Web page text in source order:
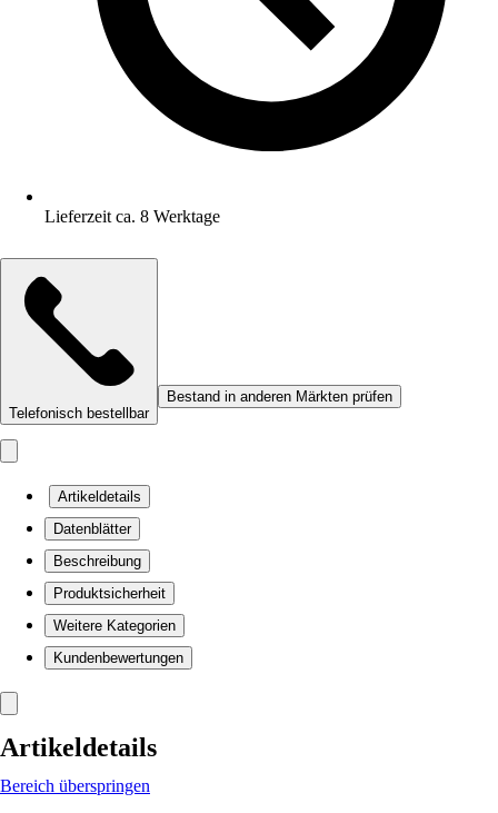
Lieferzeit ca. 8 Werktage
Telefonisch bestellbar
Bestand in anderen Märkten prüfen
Artikeldetails
Datenblätter
Beschreibung
Produktsicherheit
Weitere Kategorien
Kundenbewertungen
Artikeldetails
Bereich überspringen